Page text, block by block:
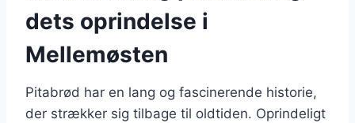
dets oprindelse i
Mellemøsten
Pitabrød har en lang og fascinerende historie,
der strækker sig tilbage til oldtiden. Oprindeligt